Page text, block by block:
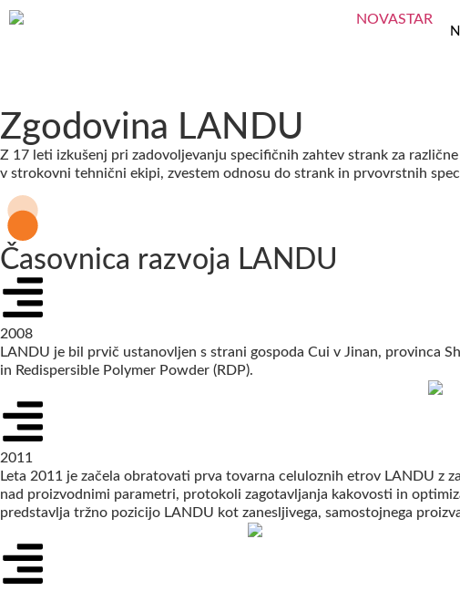
Zgodovina LANDU
Z 17 leti izkušenj pri zadovoljevanju specifičnih zahtev strank za
v strokovni tehnični ekipi, zvestem odnosu do strank in prvovrstnih
Časovnica razvoja LANDU
2008
LANDU je bil prvič ustanovljen s strani gospoda Cui v Jinan, provinca
in Redispersible Polymer Powder (RDP).
2011
Leta 2011 je začela obratovati prva tovarna celuloznih etrov LANDU
nad proizvodnimi parametri, protokoli zagotavljanja kakovosti in
predstavlja tržno pozicijo LANDU kot zanesljivega, samostojnega